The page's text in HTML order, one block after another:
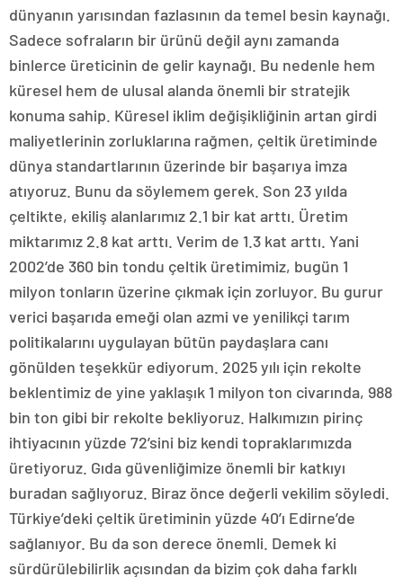
dünyanın yarısından fazlasının da temel besin kaynağı.
Sadece sofraların bir ürünü değil aynı zamanda
binlerce üreticinin de gelir kaynağı. Bu nedenle hem
küresel hem de ulusal alanda önemli bir stratejik
konuma sahip. Küresel iklim değişikliğinin artan girdi
maliyetlerinin zorluklarına rağmen, çeltik üretiminde
dünya standartlarının üzerinde bir başarıya imza
atıyoruz. Bunu da söylemem gerek. Son 23 yılda
çeltikte, ekiliş alanlarımız 2.1 bir kat arttı. Üretim
miktarımız 2.8 kat arttı. Verim de 1.3 kat arttı. Yani
2002’de 360 bin tondu çeltik üretimimiz, bugün 1
milyon tonların üzerine çıkmak için zorluyor. Bu gurur
verici başarıda emeği olan azmi ve yenilikçi tarım
politikalarını uygulayan bütün paydaşlara canı
gönülden teşekkür ediyorum. 2025 yılı için rekolte
beklentimiz de yine yaklaşık 1 milyon ton civarında, 988
bin ton gibi bir rekolte bekliyoruz. Halkımızın pirinç
ihtiyacının yüzde 72’sini biz kendi topraklarımızda
üretiyoruz. Gıda güvenliğimize önemli bir katkıyı
buradan sağlıyoruz. Biraz önce değerli vekilim söyledi.
Türkiye’deki çeltik üretiminin yüzde 40’ı Edirne’de
sağlanıyor. Bu da son derece önemli. Demek ki
sürdürülebilirlik açısından da bizim çok daha farklı